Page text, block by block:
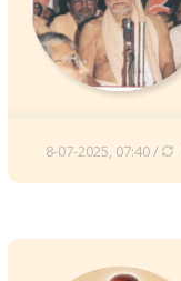
8-07-2025, 07:40 /